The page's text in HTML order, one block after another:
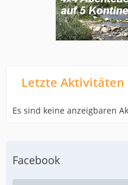
Letzte Aktivitäten
Es sind keine anzeigbaren
Facebook